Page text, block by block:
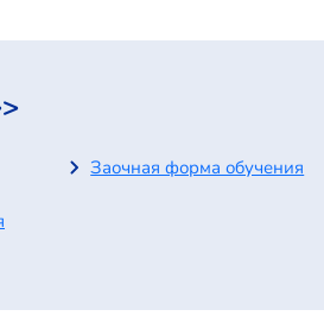
Заочная форма обучения